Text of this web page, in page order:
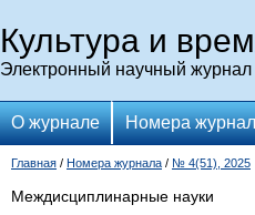
Культура и
Электронный научный журнал
О журнале Номера
Главная / Номера журнала / № 4(51), 2025
Междисциплинарные науки